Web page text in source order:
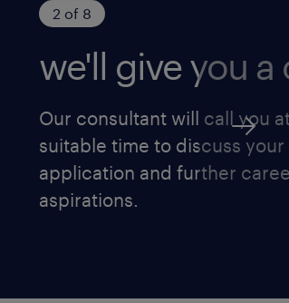
2 of 8
we'll give you a
Our consultant will call you
suitable time to discuss your
application and further
aspirations.